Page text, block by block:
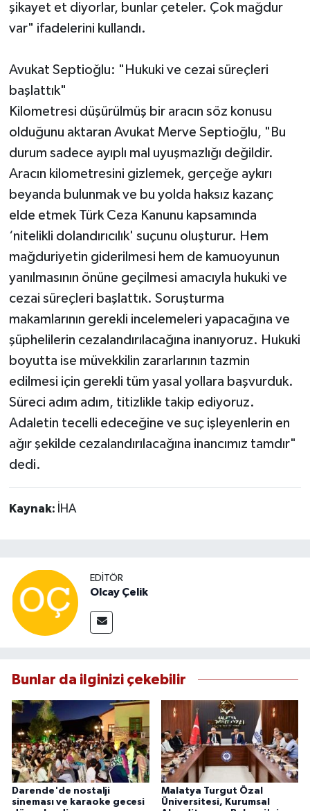
şikayet et diyorlar, bunlar çeteler. Çok mağdur
var" ifadelerini kullandı.
Avukat Septioğlu: "Hukuki ve cezai süreçleri
başlattık"
Kilometresi düşürülmüş bir aracın söz konusu
olduğunu aktaran Avukat Merve Septioğlu, "Bu
durum sadece ayıplı mal uyuşmazlığı değildir.
Aracın kilometresini gizlemek, gerçeğe aykırı
beyanda bulunmak ve bu yolda haksız kazanç
elde etmek Türk Ceza Kanunu kapsamında
‘nitelikli dolandırıcılık' suçunu oluşturur. Hem
mağduriyetin giderilmesi hem de kamuoyunun
yanılmasının önüne geçilmesi amacıyla hukuki ve
cezai süreçleri başlattık. Soruşturma
makamlarının gerekli incelemeleri yapacağına ve
şüphelilerin cezalandırılacağına inanıyoruz. Hukuki
boyutta ise müvekkilin zararlarının tazmin
edilmesi için gerekli tüm yasal yollara başvurduk.
Süreci adım adım, titizlikle takip ediyoruz.
Adaletin tecelli edeceğine ve suç işleyenlerin en
ağır şekilde cezalandırılacağına inancımız tamdır"
dedi.
Kaynak: İHA
EDITÖR
Olcay Çelik
Bunlar da ilginizi çekebilir
Darende'de nostalji
sineması ve karaoke gecesi
Malatya Turgut Özal
Üniversitesi, Kurumsal